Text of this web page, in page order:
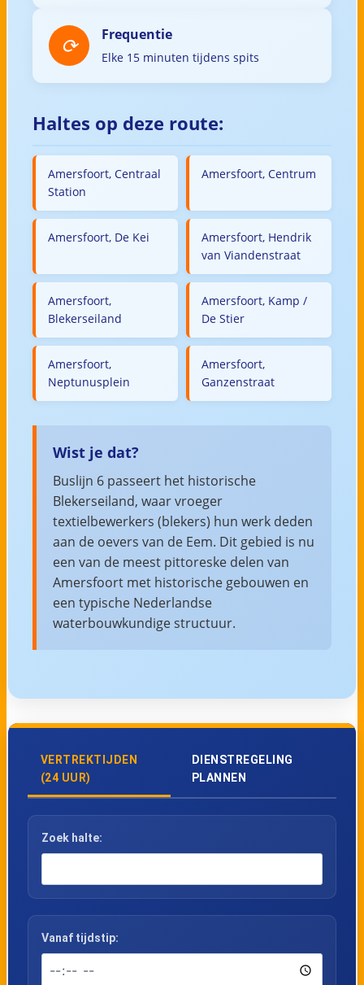
Frequentie
Elke 15 minuten tijdens spits
Haltes op deze route:
Amersfoort, Centraal
Station
Amersfoort, Centrum
Amersfoort, De Kei
Amersfoort, Hendrik
van Viandenstraat
Amersfoort,
Blekerseiland
Amersfoort, Kamp /
De Stier
Amersfoort,
Neptunusplein
Amersfoort,
Ganzenstraat
Wist je dat?
Buslijn 6 passeert het historische
Blekerseiland, waar vroeger
textielbewerkers (blekers) hun werk deden
aan de oevers van de Eem. Dit gebied is nu
een van de meest pittoreske delen van
Amersfoort met historische gebouwen en
een typische Nederlandse
waterbouwkundige structuur.
VERTREKTIJDEN
(24 UUR)
DIENSTREGELING
PLANNEN
Zoek halte:
Vanaf tijdstip: